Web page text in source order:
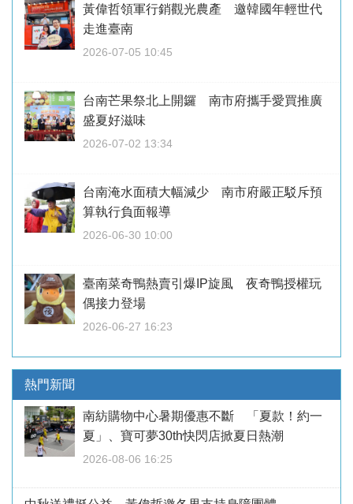
黃偉哲領軍行銷觀光農產 邀韓國年輕世代
走進臺南
2026-07-05 10:45
台南芒果祭北上開鑼 南市府攜手愛買推廣
盛夏好滋味
2026-07-02 13:34
台南淹水面積大幅減少 南市府嚴正駁斥預
算執行負面報導
2026-06-30 10:00
臺南菜奇鴨熱賣引爆IP旋風 夜奇鴨授權玩
偶接力登場
2026-06-27 16:23
熱門新聞
南紡購物中心暑期優惠不斷 「夏款！約一
夏」、寶可夢30th快閃店掀夏日熱潮
2026-08-06 16:25